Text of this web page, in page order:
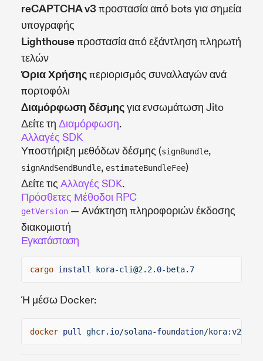
reCAPTCHA v3 προστασία από bots για σημεία
υπογραφής
Lighthouseπροστασία από εξάντληση πληρωτή
τελών
Όρια Χρήσηςπεριορισμός συναλλαγών ανά
πορτοφόλι
Διαμόρφωση δέσμηςγια ενσωμάτωση Jito
Δείτε τη Διαμόρφωση.
Αλλαγές SDK
Υποστήριξη μεθόδων δέσμης (signBundle,
signAndSendBundle, estimateBundleFee)
Δείτε τις Αλλαγές SDK.
Πρόσθετες Μέθοδοι RPC
getVersion — Ανάκτηση πληροφοριών έκδοσης
διακομιστή
Εγκατάσταση
cargo install kora-cli@2.2.0-beta.7
Ή μέσω Docker:
docker pull ghcr.io/solana-foundation/